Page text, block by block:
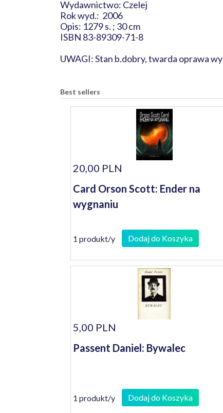
Wydawnictwo: Czelej
Rok wyd.: 2006
Opis: 1279 s. ; 30 cm
ISBN 83-89309-71-8
UWAGI: Stan b.dobry, twarda oprawa
Best sellers
20,00 PLN
Card Orson Scott: Ender na
wygnaniu
1 produkt/y Dodaj do Koszyka
5,00 PLN
Passent Daniel: Bywalec
1 produkt/y Dodaj do Koszyka